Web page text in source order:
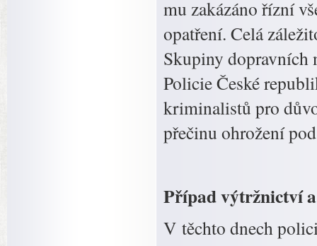
mu zakázáno řízní
opatření. Celá
Skupiny dopravních
Policie České
kriminalistů pro
přečinu ohrožení
Případ výtržnictví
V těchto dnech